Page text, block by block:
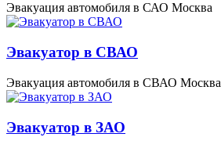
Эвакуация автомобиля в САО Москва
Эвакуатор в СВАО
Эвакуация автомобиля в СВАО Москва
Эвакуатор в ЗАО